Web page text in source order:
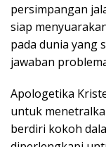
persimpangan
siap
pada dunia yang
jawaban
Apologetika
untuk
berdiri kokoh